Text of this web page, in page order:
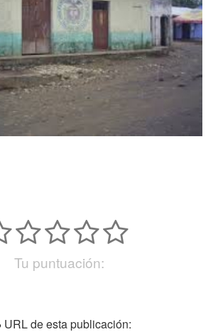
Tu puntuación:
URL de esta publicación: